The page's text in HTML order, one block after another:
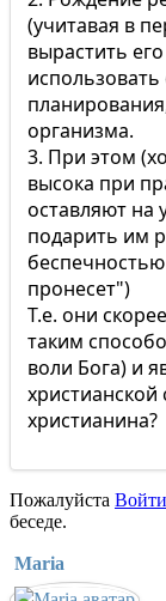
(учитавая в
вырастить
организма.
3. При этом
высока при
оставляют на
подарить им
пронесет")
Т.е. они
таким
воли Бога) и
христианина?
Пожалуйста Войти
беседе.
Maria